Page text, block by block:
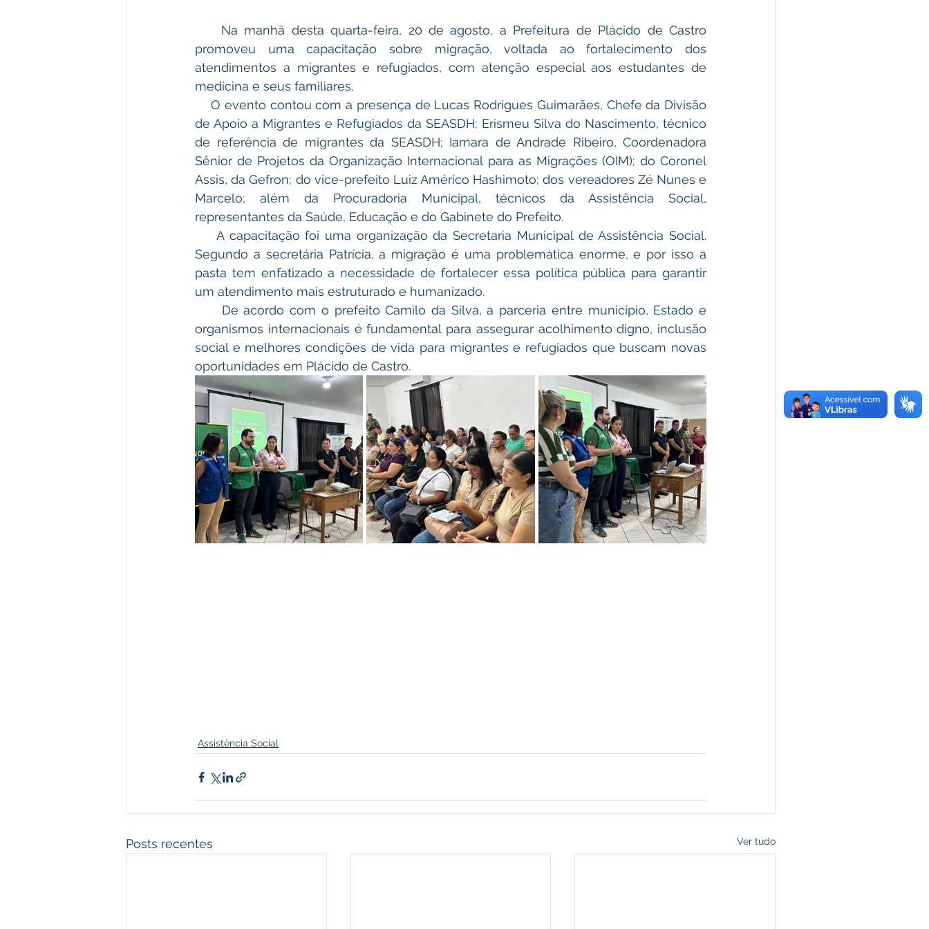
promoveu uma capacitação sobre migração, voltada ao fortalecimento dos
atendimentos a migrantes e refugiados, com atenção especial aos estudantes de
medicina e seus familiares.
de Apoio a Migrantes e Refugiados da SEASDH; Erismeu Silva do Nascimento, técnico
de referência de migrantes da SEASDH; Iamara de Andrade Ribeiro, Coordenadora
Sênior de Projetos da Organização Internacional para as Migrações (OIM); do Coronel
Assis, da Gefron; do vice-prefeito Luiz Américo Hashimoto; dos vereadores Zé Nunes e
Marcelo; além da Procuradoria Municipal, técnicos da Assistência Social,
representantes da Saúde, Educação e do Gabinete do Prefeito.
Segundo a secretária Patrícia, a migração é uma problemática enorme, e por isso a
pasta tem enfatizado a necessidade de fortalecer essa política pública para garantir
um atendimento mais estruturado e humanizado.
organismos internacionais é fundamental para assegurar acolhimento digno, inclusão
social e melhores condições de vida para migrantes e refugiados que buscam novas
oportunidades em Plácido de Castro.
Assistência Social
Posts recentes Ver tudo